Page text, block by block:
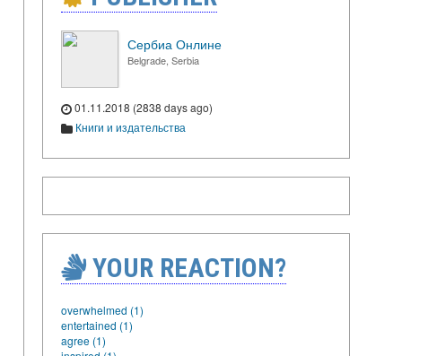
Сербиа Онлине
Belgrade, Serbia
01.11.2018 (2838 days ago)
Книги и издательства
YOUR REACTION?
overwhelmed (1)
entertained (1)
agree (1)